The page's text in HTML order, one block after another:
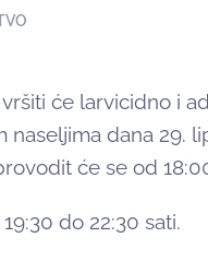
će larvicidno i
dana 29.
će se od
19:30 do 22:30